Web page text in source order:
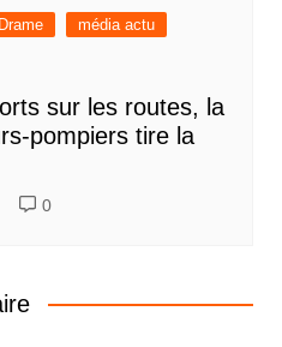
Drame
média actu
sur les routes, la
pompiers tire la
0